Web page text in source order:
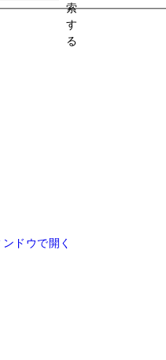
索
す
る
ドウで開く